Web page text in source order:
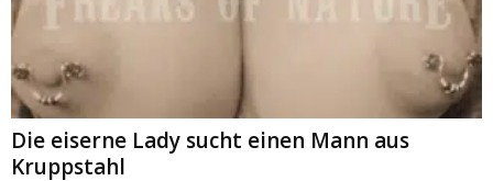
Die eiserne Lady sucht einen Mann aus
Kruppstahl